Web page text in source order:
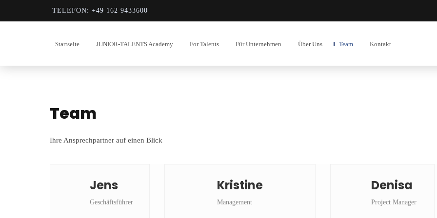
TELEFON: +49 162 9433600
Startseite JUNIOR-TALENTS Academy For Talents Für Unternehmen Über Uns Team Kontakt
Team
Ihre Ansprechpartner auf einen Blick
Jens
Geschäftsführer
Kristine
Management
Denisa
Project Manager